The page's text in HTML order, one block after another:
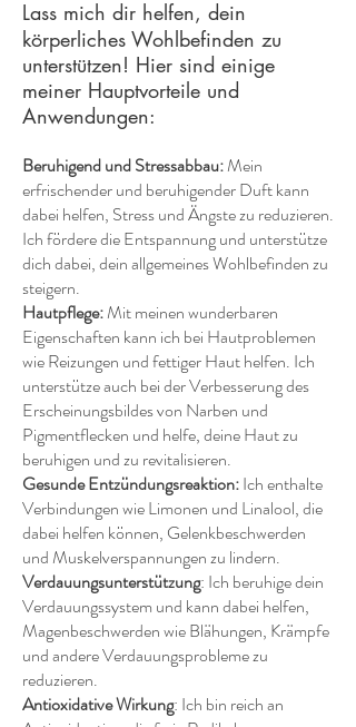
Lass mich dir helfen, dein
körperliches Wohlbefinden zu
unterstützen! Hier sind einige
meiner Hauptvorteile und
Anwendungen:
Beruhigend und Stressabbau:Mein
erfrischender und beruhigender Duft kann
dabei helfen, Stress und Ängste zu reduzieren.
Ich fördere die Entspannung und unterstütze
dich dabei, dein allgemeines Wohlbefinden zu
steigern.
Hautpflege:Mit meinen wunderbaren
Eigenschaften kann ich bei Hautproblemen
wie Reizungen und fettiger Haut helfen. Ich
unterstütze auch bei der Verbesserung des
Erscheinungsbildes von Narben und
Pigmentflecken und helfe, deine Haut zu
beruhigen und zu revitalisieren.
Gesunde Entzündungsreaktion:Ich enthalte
Verbindungen wie Limonen und Linalool, die
dabei helfen können, Gelenkbeschwerden
und Muskelverspannungen zu lindern.
Verdauungsunterstützung: Ich beruhige dein
Verdauungssystem und kann dabei helfen,
Magenbeschwerden wie Blähungen, Krämpfe
und andere Verdauungsprobleme zu
reduzieren.
Antioxidative Wirkung: Ich bin reich an